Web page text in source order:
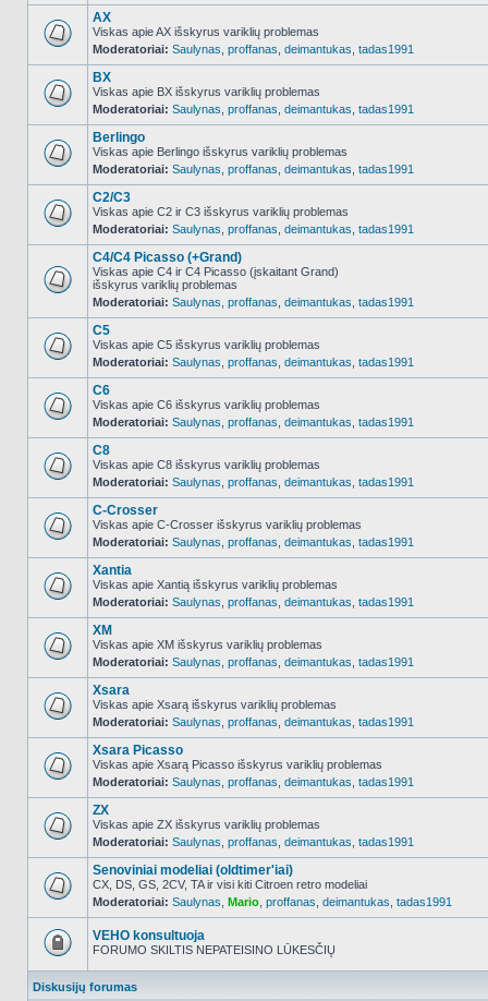
NO_UNREAD_POSTS
AX
Viskas apie AX išskyrus variklių problemas
Moderatoriai: Saulynas proffanas deimantukas tadas1991
NO_UNREAD_POSTS
BX
Viskas apie BX išskyrus variklių problemas
Moderatoriai: Saulynas proffanas deimantukas tadas1991
NO_UNREAD_POSTS
Berlingo
Viskas apie Berlingo išskyrus variklių problemas
Moderatoriai: Saulynas proffanas deimantukas tadas1991
NO_UNREAD_POSTS
C2/C3
Viskas apie C2 ir C3 išskyrus variklių problemas
Moderatoriai: Saulynas proffanas deimantukas tadas1991
NO_UNREAD_POSTS
C4/C4 Picasso (+Grand)
Viskas apie C4 ir C4 Picasso (įskaitant Grand)
išskyrus variklių problemas
Moderatoriai: Saulynas proffanas deimantukas tadas1991
NO_UNREAD_POSTS
C5
Viskas apie C5 išskyrus variklių problemas
Moderatoriai: Saulynas proffanas deimantukas tadas1991
NO_UNREAD_POSTS
C6
Viskas apie C6 išskyrus variklių problemas
Moderatoriai: Saulynas proffanas deimantukas tadas1991
NO_UNREAD_POSTS
C8
Viskas apie C8 išskyrus variklių problemas
Moderatoriai: Saulynas proffanas deimantukas tadas1991
NO_UNREAD_POSTS
C-Crosser
Viskas apie C-Crosser išskyrus variklių problemas
Moderatoriai: Saulynas proffanas deimantukas tadas1991
NO_UNREAD_POSTS
Xantia
Viskas apie Xantią išskyrus variklių problemas
Moderatoriai: Saulynas proffanas deimantukas tadas1991
NO_UNREAD_POSTS
XM
Viskas apie XM išskyrus variklių problemas
Moderatoriai: Saulynas proffanas deimantukas tadas1991
NO_UNREAD_POSTS
Xsara
Viskas apie Xsarą išskyrus variklių problemas
Moderatoriai: Saulynas proffanas deimantukas tadas1991
NO_UNREAD_POSTS
Xsara Picasso
Viskas apie Xsarą Picasso išskyrus variklių problemas
Moderatoriai: Saulynas proffanas deimantukas tadas1991
NO_UNREAD_POSTS
ZX
Viskas apie ZX išskyrus variklių problemas
Moderatoriai: Saulynas proffanas deimantukas tadas1991
NO_UNREAD_POSTS
Senoviniai modeliai (oldtimer'iai)
CX, DS, GS, 2CV, TA ir visi kiti Citroen retro modeliai
Moderatoriai: Saulynas Mario proffanas deimantukas tadas1991
užrakintas
VEHO konsultuoja
FORUMO SKILTIS NEPATEISINO LŪKESČIŲ
Diskusijų forumas